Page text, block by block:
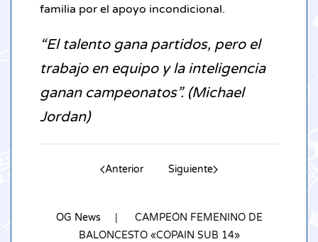
familia por el apoyo incondicional.
“El talento gana partidos, pero el
trabajo en equipo y la inteligencia
ganan campeonatos”. (Michael
Jordan)
Anterior Siguiente
OG News
CAMPEÓN FEMENINO DE
BALONCESTO «COPAIN SUB 14»